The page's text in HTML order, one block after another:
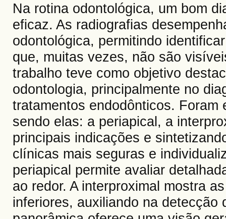
Na rotina odontológica, um bom
eficaz. As radiografias
odontológica, permitindo
que, muitas vezes, não são
trabalho teve como objetivo
odontologia, principalmente no
tratamentos endodônticos.
sendo elas: a periapical, a
principais indicações e
clínicas mais seguras e
periapical permite avaliar
ao redor. A interproximal mostra
inferiores, auxiliando na